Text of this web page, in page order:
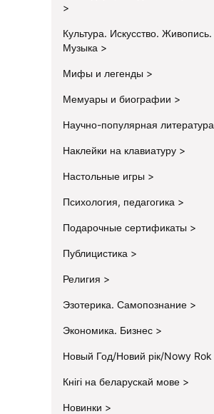
Культура. Искусство. Живопись.
Музыка
Мифы и легенды
Мемуары и биографии
Научно-популярная литература
Наклейки на клавиатуру
Настольные игры
Психология, педагогика
Подарочные сертификаты
Публицистика
Религия
Эзотерика. Самопознание
Экономика. Бизнес
Новый Год/Новий рік/Nowy Rok
Кнігі на беларускай мове
Новинки